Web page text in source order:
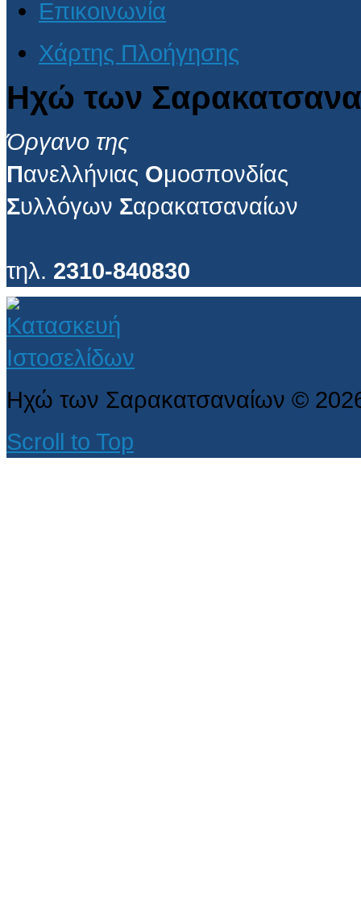
Επικοινωνία
Χάρτης Πλοήγησης
Ηχώ των
Όργανο της
Πανελλήνιας Ομοσπονδίας
Συλλόγων Σαρακατσαναίων
τηλ. 2310-840830
Ηχώ των Σαρακατσαναίων ©
Scroll to Top